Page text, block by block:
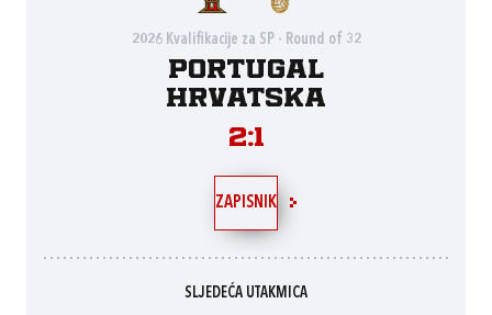
2026 Kvalifikacije za SP - Round of 32
Portugal
Hrvatska
2:1
ZAPISNIK
SLJEDEĆA UTAKMICA